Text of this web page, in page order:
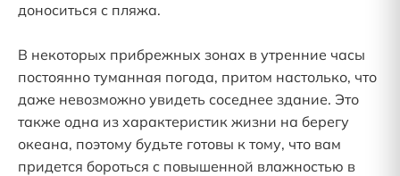
доноситься с пляжа.
В некоторых прибрежных зонах в утренние часы
постоянно туманная погода, притом настолько, что
даже невозможно увидеть соседнее здание. Это
также одна из характеристик жизни на берегу
океана, поэтому будьте готовы к тому, что вам
придется бороться с повышенной влажностью в